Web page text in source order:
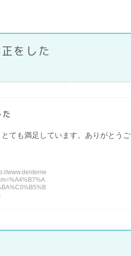
をした
ても満足しています。ありがとうご
www.denterne